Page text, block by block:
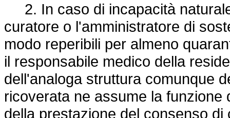
2. In caso di incapacità
curatore o l'amministratore di
modo reperibili per almeno
il responsabile medico della
dell'analoga struttura comunque
ricoverata ne assume la
della prestazione del consenso